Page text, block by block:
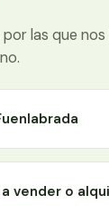
las que nos
vender o